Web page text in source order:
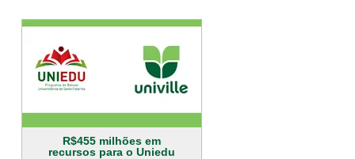
R$455 milhões em
recursos para o Uniedu